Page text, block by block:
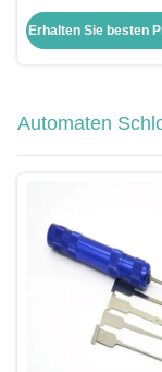
präzise und
Arbeit
Erhalten Sie besten
Automaten